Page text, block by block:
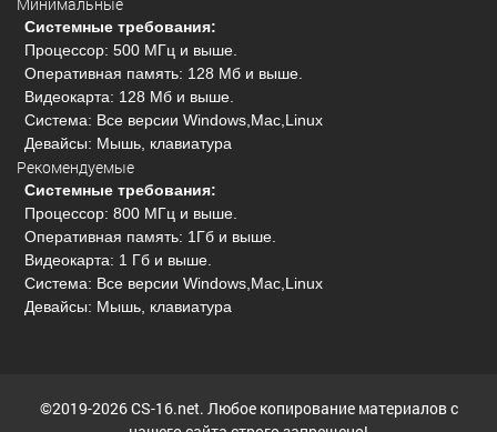
Системные требования:
Процессор: 500 МГц и выше.
Оперативная память: 128 Мб и выше.
Видеокарта: 128 Мб и выше.
Система: Все версии Windows,Mac,Linux
Девайсы: Мышь, клавиатура
Рекомендуемые
Системные требования:
Процессор: 800 МГц и выше.
Оперативная память: 1Гб и выше.
Видеокарта: 1 Гб и выше.
Система: Все версии Windows,Mac,Linux
Девайсы: Мышь, клавиатура
©2019-2026 CS-16.net. Любое копирование материалов с